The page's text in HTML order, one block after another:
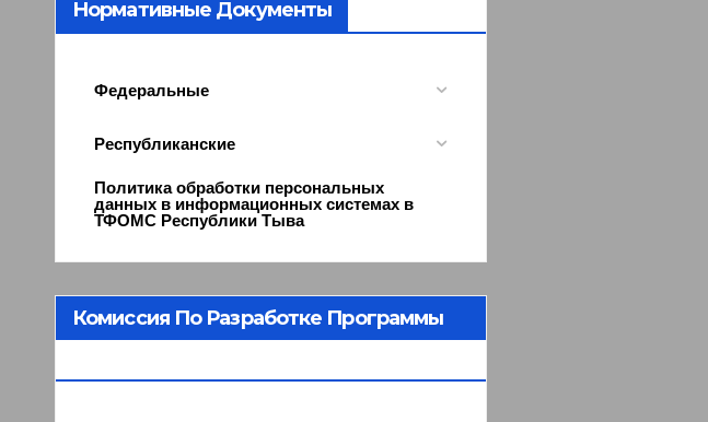
Нормативные Документы
Федеральные
Республиканские
Политика обработки персональных
данных в информационных системах в
ТФОМС Республики Тыва
Комиссия По Разработке Программы